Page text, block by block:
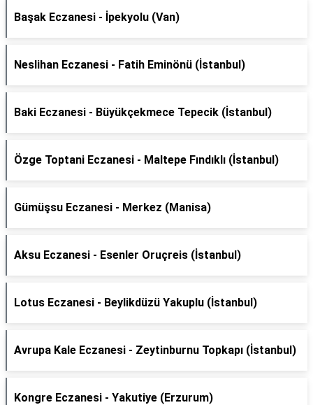
Başak Eczanesi - İpekyolu (Van)
Neslihan Eczanesi - Fatih Eminönü (İstanbul)
Baki Eczanesi - Büyükçekmece Tepecik (İstanbul)
Özge Toptani Eczanesi - Maltepe Fındıklı (İstanbul)
Gümüşsu Eczanesi - Merkez (Manisa)
Aksu Eczanesi - Esenler Oruçreis (İstanbul)
Lotus Eczanesi - Beylikdüzü Yakuplu (İstanbul)
Avrupa Kale Eczanesi - Zeytinburnu Topkapı (İstanbul)
Kongre Eczanesi - Yakutiye (Erzurum)